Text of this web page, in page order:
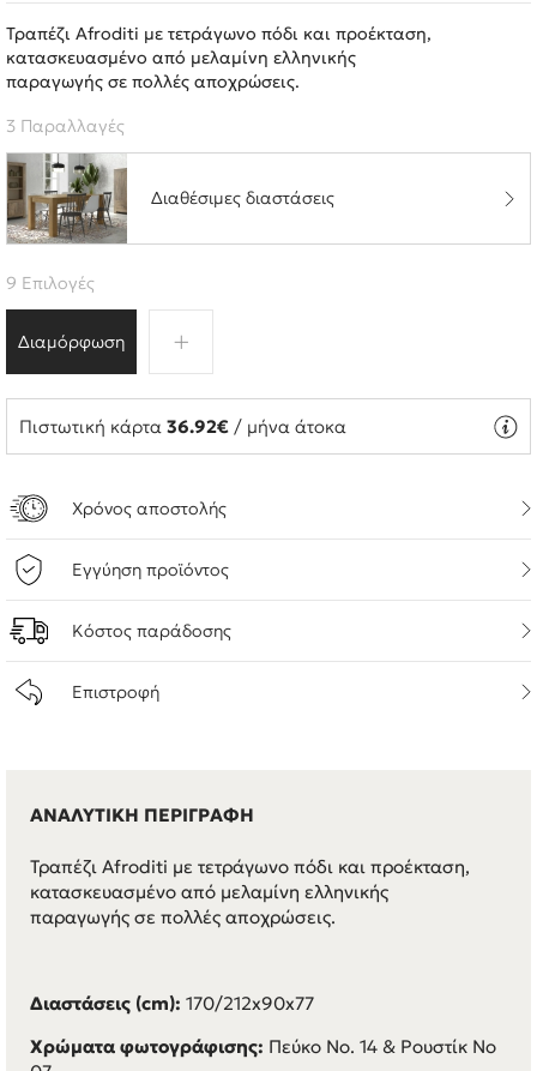
Τραπέζι Afroditi με τετράγωνο πόδι και προέκταση,
κατασκευασμένο από μελαμίνη ελληνικής
παραγωγής σε πολλές αποχρώσεις.
3 Παραλλαγές
Διαθέσιμες διαστάσεις
Διαμόρφωση
9 Επιλογές
Πιστωτική κάρτα 36.92€ / μήνα άτοκα
Χρόνος αποστολής
Εγγύηση προϊόντος
Κόστος παράδοσης
Επιστροφή
ΑΝΑΛΥΤΙΚΗ ΠΕΡΙΓΡΑΦΗ
Τραπέζι Afroditi με τετράγωνο πόδι και προέκταση,
κατασκευασμένο από μελαμίνη ελληνικής
παραγωγής σε πολλές αποχρώσεις.
Διαστάσεις (cm): 170/212x90x77
Χρώματα φωτογράφισης: Πεύκο Νο. 14 & Ρουστίκ Νο